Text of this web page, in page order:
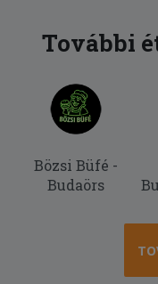
További
Bözsi Büfé -
Budaörs